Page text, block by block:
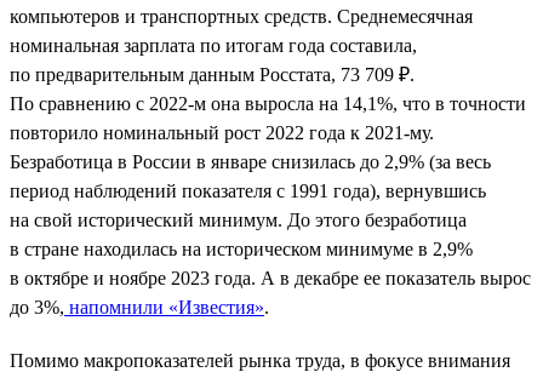
компьютеров и транспортных средств. Среднемесячная
номинальная зарплата по итогам года составила,
по предварительным данным Росстата, 73 709 ₽.
По сравнению с 2022-м она выросла на 14,1%, что в точности
повторило номинальный рост 2022 года к 2021-му.
Безработица в России в январе снизилась до 2,9% (за весь
период наблюдений показателя с 1991 года), вернувшись
на свой исторический минимум. До этого безработица
в стране находилась на историческом минимуме в 2,9%
в октябре и ноябре 2023 года. А в декабре ее показатель вырос
до 3%, напомнили «Известия».
Помимо макропоказателей рынка труда, в фокусе внимания